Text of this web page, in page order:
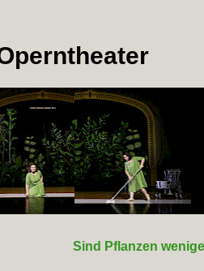
Sind Pflanzen